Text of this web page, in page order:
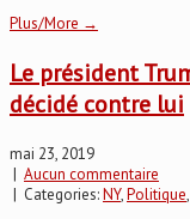
Plus/More →
Le président
décidé contre lui
mai 23, 2019
| Aucun commentaire
| Categories:NY,Politique,